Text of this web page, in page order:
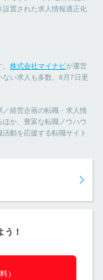
設置された求人情報適正化
株式会社マイナビが運営
い求人も多数。8月7日更
経営企画の転職・求人情
か、豊富な転職ノウハウ
動を応援する転職サイト
う！
）